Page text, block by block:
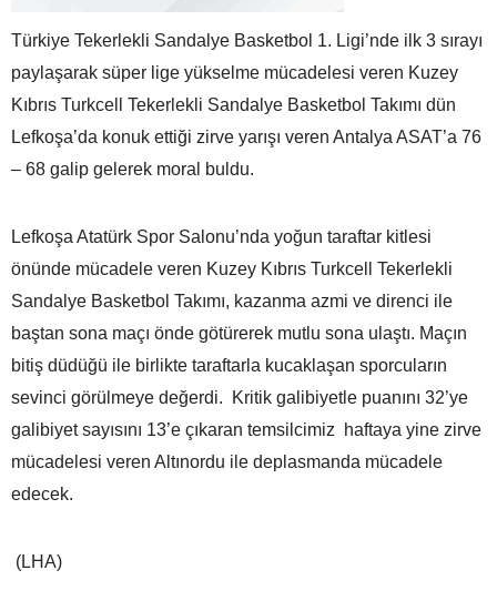
Türkiye Tekerlekli Sandalye Basketbol 1. Ligi’nde ilk 3 sırayı
paylaşarak süper lige yükselme mücadelesi veren Kuzey
Kıbrıs Turkcell Tekerlekli Sandalye Basketbol Takımı dün
Lefkoşa’da konuk ettiği zirve yarışı veren Antalya ASAT’a 76
– 68 galip gelerek moral buldu.
Lefkoşa Atatürk Spor Salonu’nda yoğun taraftar kitlesi
önünde mücadele veren Kuzey Kıbrıs Turkcell Tekerlekli
Sandalye Basketbol Takımı, kazanma azmi ve direnci ile
baştan sona maçı önde götürerek mutlu sona ulaştı. Maçın
bitiş düdüğü ile birlikte taraftarla kucaklaşan sporcuların
sevinci görülmeye değerdi. Kritik galibiyetle puanını 32’ye
galibiyet sayısını 13’e çıkaran temsilcimiz haftaya yine zirve
mücadelesi veren Altınordu ile deplasmanda mücadele
edecek.
(LHA)